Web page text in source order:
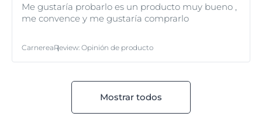
Me gustaría probarlo es un producto muy bueno ,
me convence y me gustaría comprarlo
CarnereaReview: Opinión de producto
Mostrar todos